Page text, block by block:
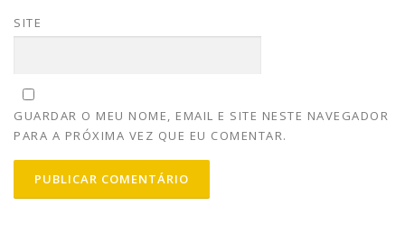
SITE
GUARDAR O MEU NOME, EMAIL E SITE NESTE NAVEGADOR
PARA A PRÓXIMA VEZ QUE EU COMENTAR.